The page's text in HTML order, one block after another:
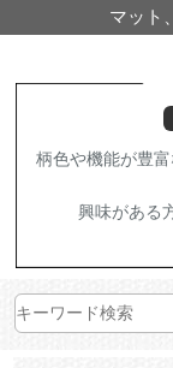
マット
柄色や機能が豊
興味がある